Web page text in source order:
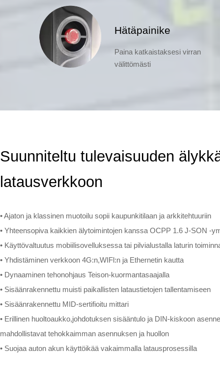
Hätäpainike
Paina katkaistaksesi virran
välittömästi
Suunniteltu tulevaisuuden
latausverkkoon
• Ajaton ja klassinen muotoilu sopii kaupunkitilaan ja arkkitehtuuriin
• Yhteensopiva kaikkien älytoimintojen kanssa OCPP 1.6 J-SON -
• Käyttövaltuutus mobiilisovelluksessa tai pilvialustalla laturin
• Yhdistäminen verkkoon 4G:n,WIFl:n ja Ethernetin kautta
• Dynaaminen tehonohjaus Teison-kuormantasaajalla
• Sisäänrakennettu muisti paikallisten lataustietojen tallentamiseen
• Sisäänrakennettu MID-sertifioitu mittari
• Erillinen huoltoaukko,johdotuksen sisääntulo ja DIN-kiskoon
mahdollistavat tehokkaimman asennuksen ja huollon
• Suojaa auton akun käyttöikää vakaimmalla latausprosessilla